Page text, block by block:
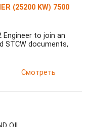
(25200 KW) 7500
to join an
STCW documents,
Смотреть